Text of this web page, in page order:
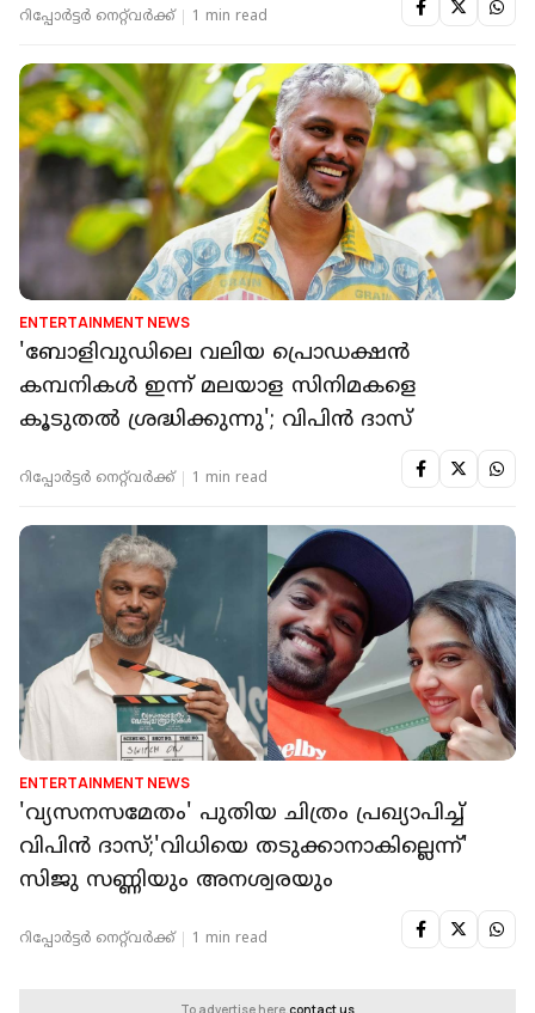
റിപ്പോർട്ടർ നെറ്റ്‌വര്‍ക്ക്‌ 1 min read
ENTERTAINMENT NEWS
'ബോളിവുഡിലെ വലിയ പ്രൊഡക്ഷന്‍
കമ്പനികള്‍ ഇന്ന് മലയാള സിനിമകളെ
കൂടുതൽ ശ്രദ്ധിക്കുന്നു'; വിപിൻ ദാസ്
റിപ്പോർട്ടർ നെറ്റ്‌വര്‍ക്ക്‌ 1 min read
ENTERTAINMENT NEWS
'വ്യസനസമേതം' പുതിയ ചിത്രം പ്രഖ്യാപിച്ച്
വിപിൻ ദാസ്;'വിധിയെ തടുക്കാനാകില്ലെന്ന്'
സിജു സണ്ണിയും അനശ്വരയും
റിപ്പോർട്ടർ നെറ്റ്‌വര്‍ക്ക്‌ 1 min read